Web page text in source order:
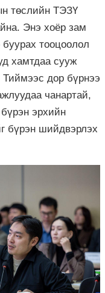
төслийн ТЭЗҮ
Энэ хоёр зам
тооцоолол
хамтдаа сууж
Тиймээс дор бүрнээ
чанартай,
эрхийн
бүрэн шийдвэрлэх